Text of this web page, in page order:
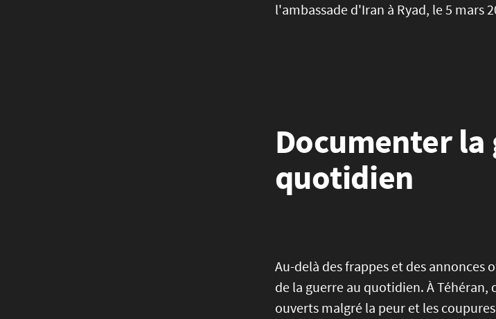
l'ambassade d'Iran à Ryad, le 5 mars
Documenter la
quotidien
Au-delà des frappes et des annonces
de la guerre au quotidien. À
ouverts malgré la peur et les